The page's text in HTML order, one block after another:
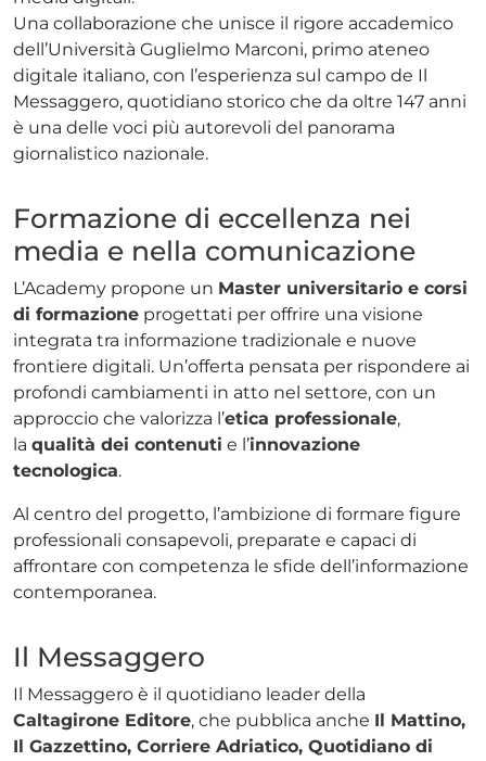
Una collaborazione che unisce il rigore accademico
dell’Università Guglielmo Marconi, primo ateneo
digitale italiano, con l’esperienza sul campo de Il
Messaggero, quotidiano storico che da oltre 147 anni
è una delle voci più autorevoli del panorama
giornalistico nazionale.
Formazione di eccellenza nei
media e nella comunicazione
L’Academy propone un Master universitario e corsi
di formazione progettati per offrire una visione
integrata tra informazione tradizionale e nuove
frontiere digitali. Un’offerta pensata per rispondere ai
profondi cambiamenti in atto nel settore, con un
approccio che valorizza l’etica professionale,
la qualità dei contenuti e l’innovazione
tecnologica.
Al centro del progetto, l’ambizione di formare figure
professionali consapevoli, preparate e capaci di
affrontare con competenza le sfide dell’informazione
contemporanea.
Il Messaggero
Il Messaggero è il quotidiano leader della
Caltagirone Editore, che pubblica anche Il Mattino,
Il Gazzettino, Corriere Adriatico, Quotidiano di